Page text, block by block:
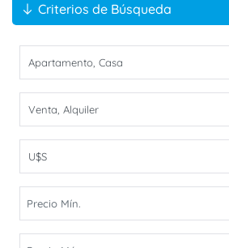
Criterios de Búsqueda
Apartamento Casa
Venta Alquiler
U$S